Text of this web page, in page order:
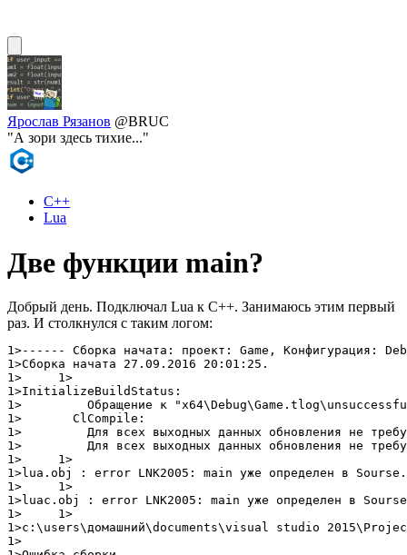
Ярослав Рязанов @BRUC
"А зори здесь тихие..."
C++
Lua
Две функции main?
Добрый день. Подключал Lua к C++. Занимаюсь этим первый
раз. И столкнулся с таким логом:
1>------ Сборка начата: проект: Game, Конфигурация:
1>Сборка начата 27.09.2016 20:01:25.
1>     1>
1>InitializeBuildStatus:
1>         Обращение к
1>       ClCompile:
1>         Для всех выходных данных обновления не
1>         Для всех выходных данных обновления не
1>     1>
1>lua.obj : error LNK2005: main уже определен в
1>     1>
1>luac.obj : error LNK2005: main уже определен в
1>     1>
1>c:\users\домашний\documents\visual studio
1>